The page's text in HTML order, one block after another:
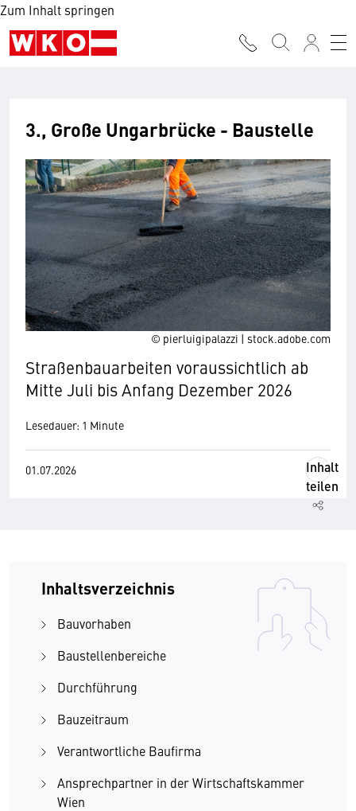
Zum Inhalt springen
© pierluigipalazzi | stock.adobe.com
3., Große Ungarbrücke - Baustelle
Straßenbauarbeiten voraussichtlich ab
Mitte Juli bis Anfang Dezember 2026
Lesedauer: 1 Minute
01.07.2026
Inhalt
teilen
Inhaltsverzeichnis
Bauvorhaben
Baustellenbereiche
Durchführung
Bauzeitraum
Verantwortliche Baufirma
Ansprechpartner in der Wirtschaftskammer
Wien